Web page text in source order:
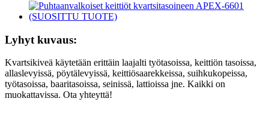
Lyhyt kuvaus:
Kvartsikiveä käytetään erittäin laajalti työtasoissa, keittiön tasoissa,
allaslevyissä, pöytälevyissä, keittiösaarekkeissa, suihkukopeissa,
työtasoissa, baaritasoissa, seinissä, lattioissa jne. Kaikki on
muokattavissa. Ota yhteyttä!